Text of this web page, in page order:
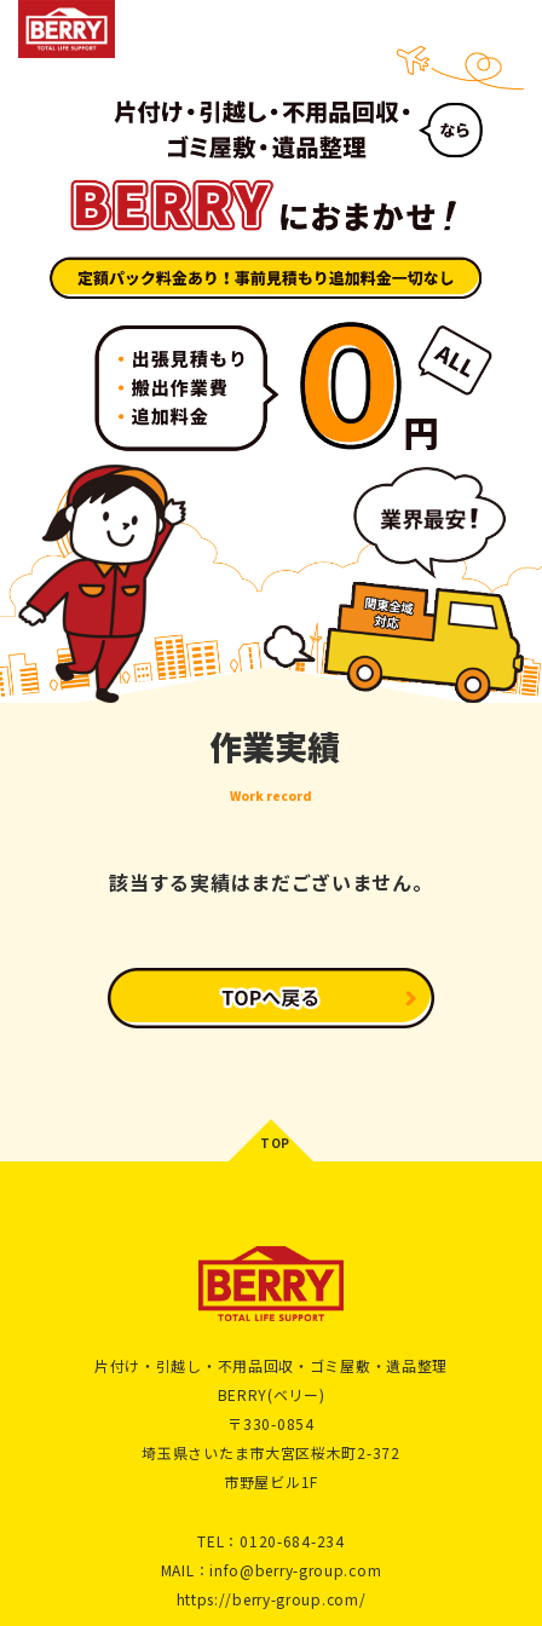
作業実績
Work record
該当する実績はまだございません。
片付け・引越し・不用品回収・ゴミ屋敷・遺品整理
BERRY(ベリー)
〒330-0854
埼玉県さいたま市大宮区桜木町2-372
市野屋ビル1F
TEL：0120-684-234
MAIL：info@berry-group.com
https://berry-group.com/